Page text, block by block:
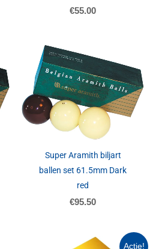
€55.00
Super Aramith biljart
ballen set 61.5mm Dark
red
€95.50
Actie!
Huidige